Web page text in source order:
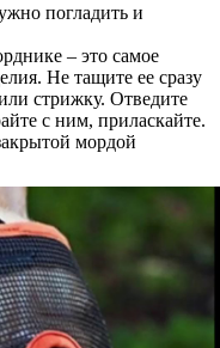
погладить и
– это самое
Не тащите ее сразу
стрижку. Отведите
с ним, приласкайте.
мордой